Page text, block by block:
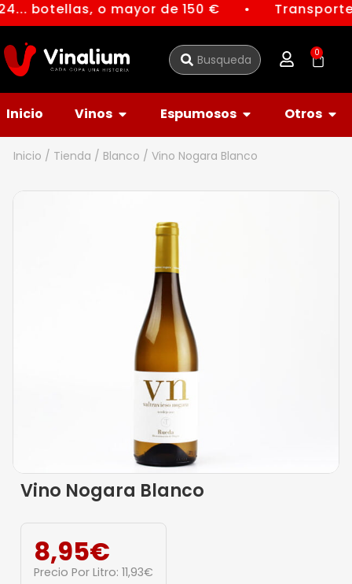
botellas, o mayor de 150 € ●
0
Inicio Vinos Espumosos Otros
Inicio / Tienda / Blanco / Vino Nogara Blanco
Vino Nogara Blanco
8,95€
Precio Por Litro: 11,93€